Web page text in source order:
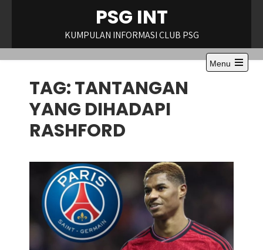
PSG INT
KUMPULAN INFORMASI CLUB PSG
Menu
Open
TAG:TANTANGAN
YANG DIHADAPI
RASHFORD